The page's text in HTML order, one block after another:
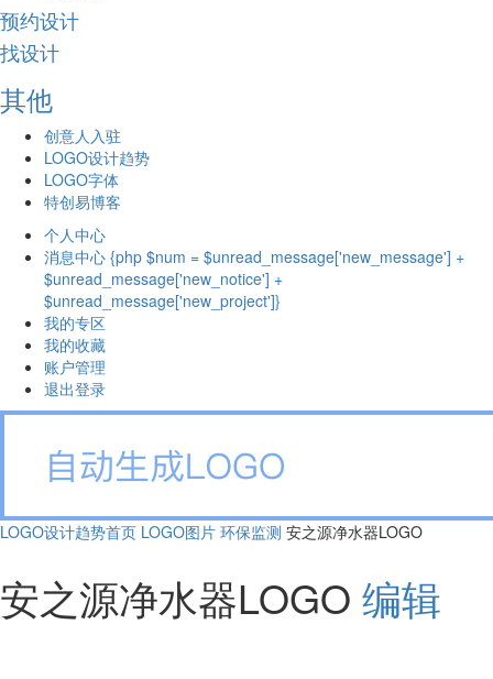
预约设计
找设计
其他
创意人入驻
LOGO设计趋势
LOGO字体
特创易博客
个人中心
消息中心 {php $num = $unread_message['new_message'] +
$unread_message['new_notice'] +
$unread_message['new_project']}
我的专区
我的收藏
账户管理
退出登录
LOGO设计趋势首页 LOGO图片 环保监测 安之源净水器LOGO
安之源净水器LOGO 编辑